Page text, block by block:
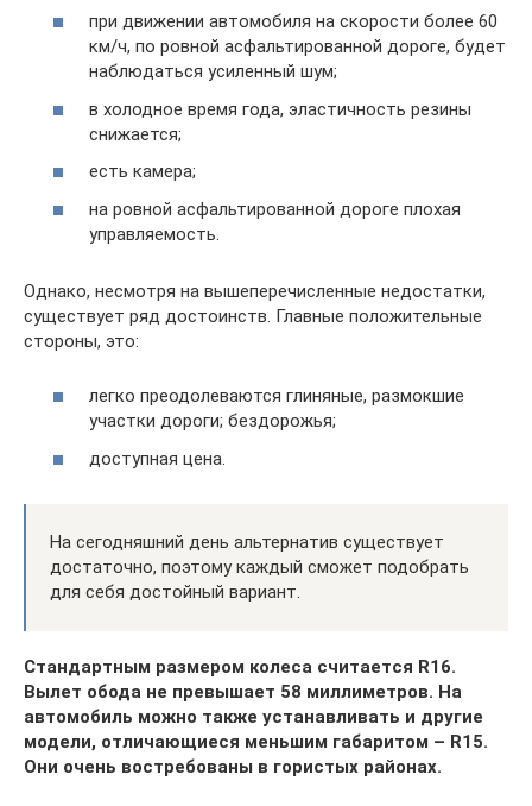
при движении автомобиля на скорости более 60
км/ч, по ровной асфальтированной дороге, будет
наблюдаться усиленный шум;
в холодное время года, эластичность резины
снижается;
есть камера;
на ровной асфальтированной дороге плохая
управляемость.
Однако, несмотря на вышеперечисленные недостатки,
существует ряд достоинств. Главные положительные
стороны, это:
легко преодолеваются глиняные, размокшие
участки дороги; бездорожья;
доступная цена.
На сегодняшний день альтернатив существует
достаточно, поэтому каждый сможет подобрать
для себя достойный вариант.
Стандартным размером колеса считается R16.
Вылет обода не превышает 58 миллиметров. На
автомобиль можно также устанавливать и другие
модели, отличающиеся меньшим габаритом – R15.
Они очень востребованы в гористых районах.